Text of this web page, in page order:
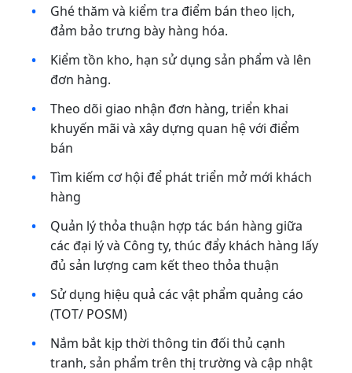
Ghé thăm và kiểm tra điểm bán theo lịch,
đảm bảo trưng bày hàng hóa.
Kiểm tồn kho, hạn sử dụng sản phẩm và lên
đơn hàng.
Theo dõi giao nhận đơn hàng, triển khai
khuyến mãi và xây dựng quan hệ với điểm
bán
Tìm kiếm cơ hội để phát triển mở mới khách
hàng
Quản lý thỏa thuận hợp tác bán hàng giữa
các đại lý và Công ty, thúc đẩy khách hàng lấy
đủ sản lượng cam kết theo thỏa thuận
Sử dụng hiệu quả các vật phẩm quảng cáo
(TOT/ POSM)
Nắm bắt kịp thời thông tin đối thủ cạnh
tranh, sản phẩm trên thị trường và cập nhật